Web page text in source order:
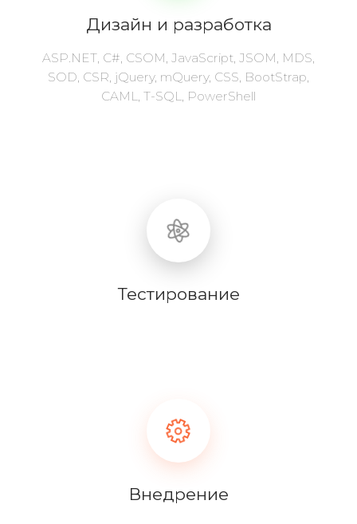
Дизайн и разработка
ASP.NET, C#, CSOM, JavaScript, JSOM, MDS,
SOD, CSR, jQuery, mQuery, CSS, BootStrap,
CAML, T-SQL, PowerShell
Тестирование
Внедрение